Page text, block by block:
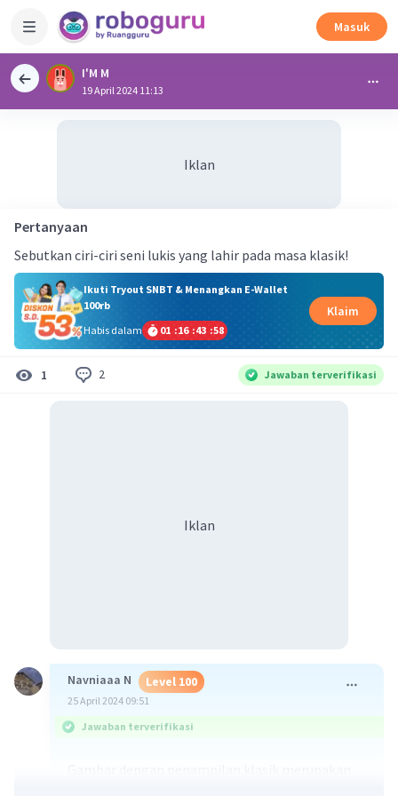
Masuk
I'M M
19 April 2024 11:13
Iklan
Pertanyaan
Sebutkan ciri-ciri seni lukis yang lahir pada masa klasik!
Ikuti Tryout SNBT & Menangkan E-Wallet
100rb
Habis dalam
01 :16 :43 :58
Klaim
1 2 Jawaban terverifikasi
Iklan
Navniaaa N Level 100
25 April 2024 09:51
Jawaban terverifikasi